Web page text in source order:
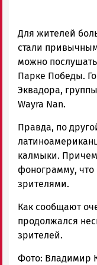
Для жителей
стали
можно
Парке Победы.
Эквадора,
Wayra Nan.
Правда, по
калмыки.
фонограмму, что
зрителями.
Как сообщают
продолжался
зрителей.
Фото: Владимир